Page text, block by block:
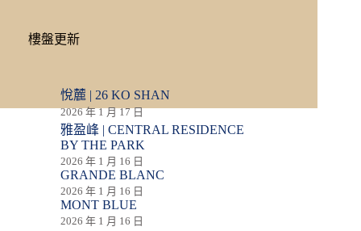
樓盤更新
悅麓 | 26 KO SHAN
2026 年 1 月 17 日
雅盈峰 | CENTRAL RESIDENCE
BY THE PARK
2026 年 1 月 16 日
GRANDE BLANC
2026 年 1 月 16 日
MONT BLUE
2026 年 1 月 16 日